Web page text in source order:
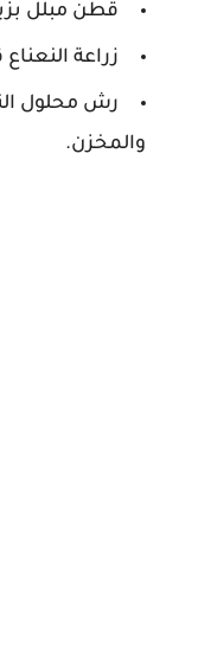
قطن مبلل
زراعة
رش محلول
والمخزن.